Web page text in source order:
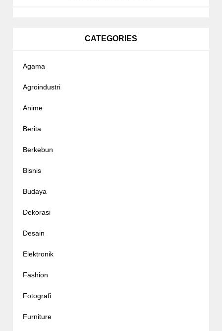
CATEGORIES
Agama
Agroindustri
Anime
Berita
Berkebun
Bisnis
Budaya
Dekorasi
Desain
Elektronik
Fashion
Fotografi
Furniture